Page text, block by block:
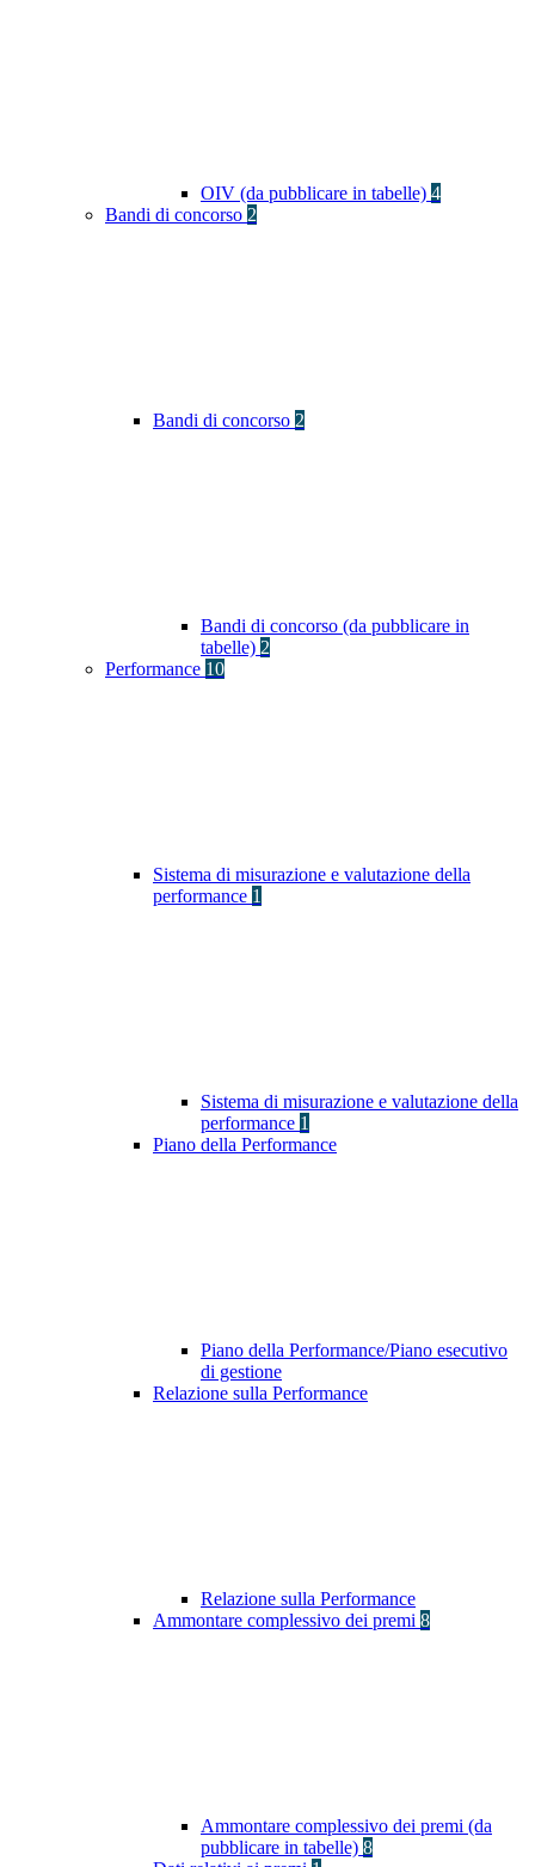
OIV (da pubblicare in tabelle) 4
Bandi di concorso 2
Bandi di concorso 2
Bandi di concorso (da pubblicare in
tabelle) 2
Performance 10
Sistema di misurazione e valutazione della
performance 1
Sistema di misurazione e valutazione della
performance 1
Piano della Performance
Piano della Performance/Piano esecutivo
di gestione
Relazione sulla Performance
Relazione sulla Performance
Ammontare complessivo dei premi 8
Ammontare complessivo dei premi (da
pubblicare in tabelle) 8